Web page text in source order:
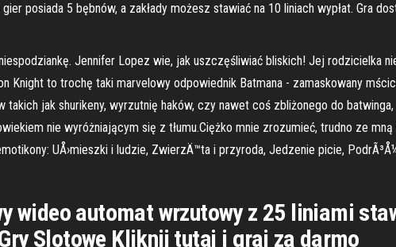
posiada 5 bębnów, a zakłady możesz stawiać na 10 liniach wypłat. Gra
Jennifer Lopez wie, jak uszczęśliwiać bliskich! Jej rodzicielka
Knight to trochę taki marvelowy odpowiednik Batmana - zamaskowany
jak shurikeny, wyrzutnię haków, czy nawet coś zbliżonego do
nie wyróżniającym się z tłumu.Ciężko mnie zrozumieć, trudno ze
UÅ›mieszki i ludzie, ZwierzÄ™ta i przyroda, Jedzenie picie,
wideo automat wrzutowy z 25 liniami
Slotowe Kliknij tutaj i graj za darmo